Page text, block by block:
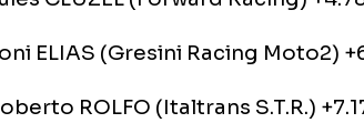
Debon s-a clasat pe locul al
completat de Jules Cluzel.
distanta de aproape 7 secunde